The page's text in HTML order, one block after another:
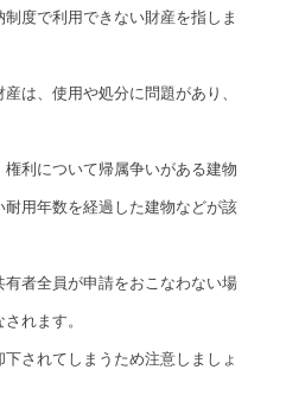
度で利用できない財産を指しま
は、使用や処分に問題があり、
利について帰属争いがある建物
用年数を経過した建物などが該
者全員が申請をおこなわない場
れます。
されてしまうため注意しましょ